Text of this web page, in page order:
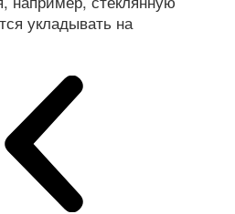
укладывать на